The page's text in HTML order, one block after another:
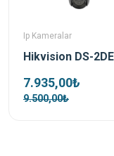
Ip Kameralar
7.935,00₺
9.500,00₺